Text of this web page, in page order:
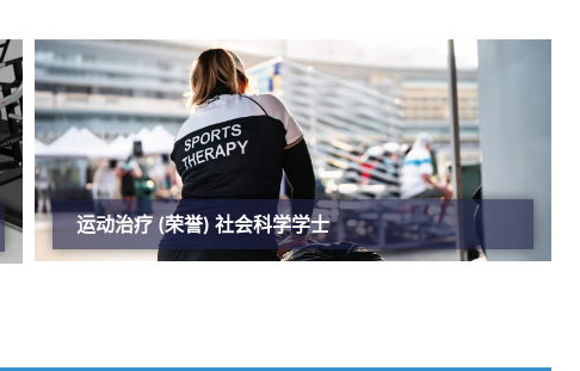
运动治疗 (荣誉) 社会科学学士